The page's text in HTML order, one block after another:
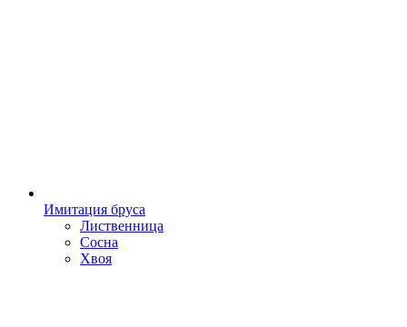
Имитация бруса
Лиственница
Сосна
Хвоя